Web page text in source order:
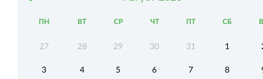
ПН ВТ СР ЧТ ПТ СБ
27 28 29 30 31 1
3 4 5 6 7 8